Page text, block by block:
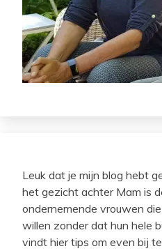
Leuk dat je mijn blog hebt
het gezicht achter Mam is
ondernemende vrouwen
willen zonder dat hun hele
vindt hier tips om even bij